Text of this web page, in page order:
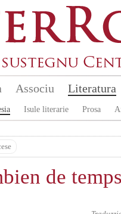
Associu Literatura
Isule literarie Prosa
de